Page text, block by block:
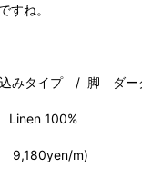
すね。
みタイプ / 脚 ダー
/ Linen 100%
m)